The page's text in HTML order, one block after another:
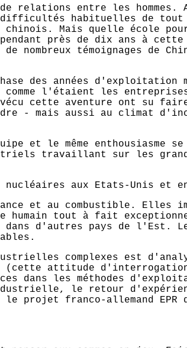
relations entre les
difficultés habituelles de
Mais quelle école
près de dix ans à cette
témoignages de
des années d'exploitation
l'étaient les
cette aventure ont su faire
- mais aussi au climat
et le même enthousiasme se
travaillant sur les
aux Etats-Unis et en
et au combustible. Elles
humain tout à fait
dans d'autres pays de l'Est.
complexes est
attitude d'interrogation
les méthodes
le retour
projet franco-allemand